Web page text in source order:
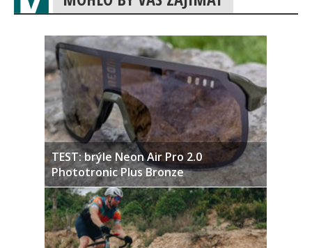
TEST: brýle Neon Air Pro 2.0
Phototronic Plus Bronze